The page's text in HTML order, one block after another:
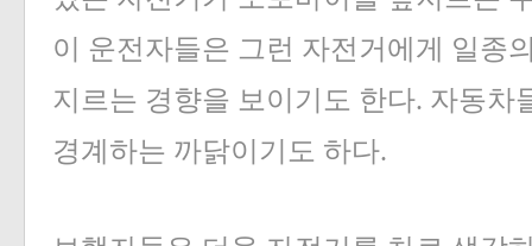
이 운전자들은 그런 자전거에게 일종
지르는 경향을 보이기도 한다. 자동차
경계하는 까닭이기도 하다.